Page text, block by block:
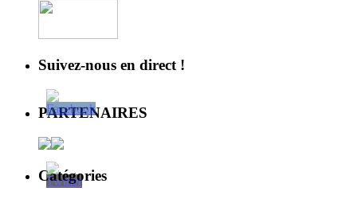
Suivez-nous en direct !
PARTENAIRES
Catégories